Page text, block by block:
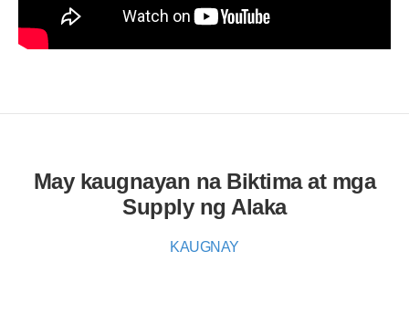
May kaugnayan na Biktima at mga
Supply ng Alaka
KAUGNAY